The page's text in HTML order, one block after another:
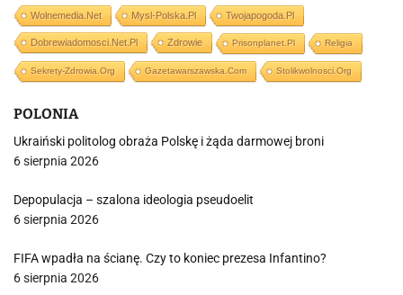
Wolnemedia.net Mysl-Polska.pl Twojapogoda.pl
Dobrewiadomosci.net.pl Zdrowie Prisonplanet.pl Religia
Sekrety-Zdrowia.org Gazetawarszawska.com Stolikwolnosci.org
POLONIA
Ukraiński politolog obraża Polskę i żąda darmowej broni
6 sierpnia 2026
Depopulacja – szalona ideologia pseudoelit
6 sierpnia 2026
FIFA wpadła na ścianę. Czy to koniec prezesa Infantino?
6 sierpnia 2026